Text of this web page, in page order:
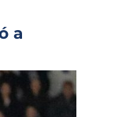
a